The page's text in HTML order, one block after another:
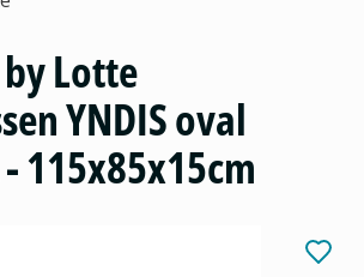
Lotte
YNDIS oval
115x85x15cm